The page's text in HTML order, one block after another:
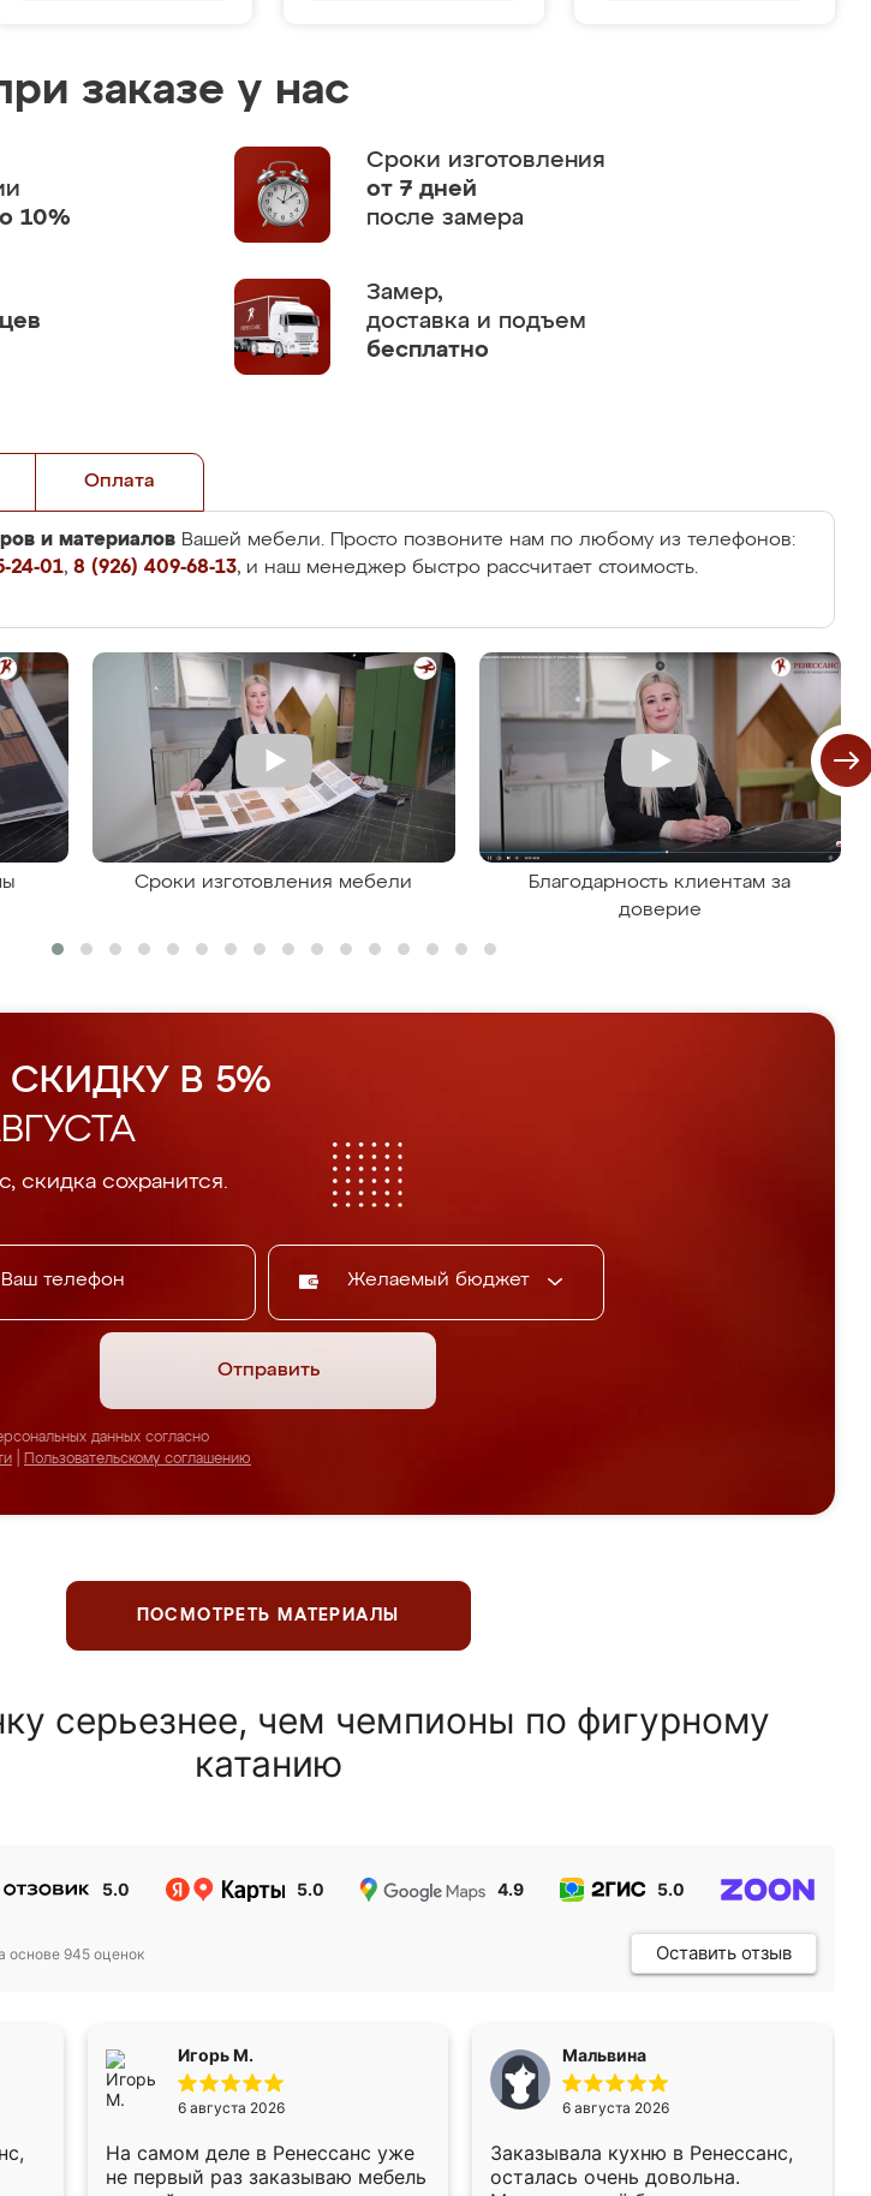
заказе у нас
10%
Сроки изготовления
от 7 дней
после замера
Замер,
доставка и подъем
бесплатно
Оплата
и материалов Вашей мебели. Просто позвоните нам по любому из телефонов:
24-01, 8 (926) 409-68-13, и наш менеджер быстро рассчитает стоимость.
Сроки изготовления мебели
Благодарность клиентам за
доверие
В 5%
скидка сохранится.
Желаемый бюджет
Отправить
данных согласно
Пользовательскому соглашению
ПОСМОТРЕТЬ МАТЕРИАЛЫ
серьезнее, чем чемпионы по фигурному
катанию
5.0 5.0 4.9 5.0
основе 945 оценок Оставить отзыв
Игорь М.
6 августа 2026
На самом деле в Ренессанс уже
не первый раз заказываю мебель
Мальвина
6 августа 2026
Заказывала кухню в Ренессанс,
осталась очень довольна.